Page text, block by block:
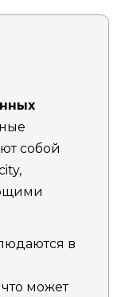
собой
в
может